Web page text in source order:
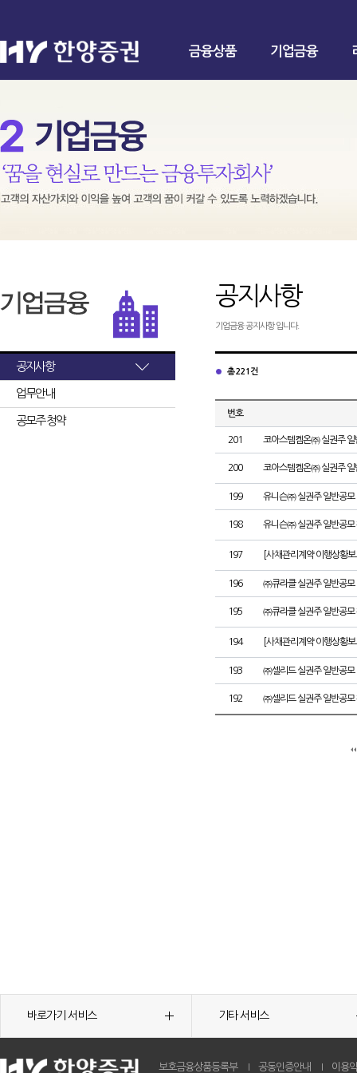
금융상품 기업금융
공지사항
업무안내
공모주 청약
공지사항
기업금융 공지사항 입니다.
총 221건
번호
201 코아스템켐온㈜ 실권주 일
200 코아스템켐온㈜ 실권주 일
199 유니슨㈜ 실권주 일반공모
198 유니슨㈜ 실권주 일반공모
197 [사채관리계약 이행상황
196 ㈜큐라클 실권주 일반공모
195 ㈜큐라클 실권주 일반공모
194 [사채관리계약 이행상황
193 ㈜셀리드 실권주 일반공모
192 ㈜셀리드 실권주 일반공모
바로가기 서비스 기타 서비스
보호금융상품등록부 공동인증안내 이용